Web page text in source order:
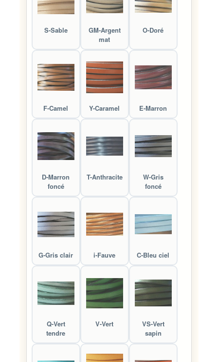
S-Sable
GM-Argent
mat
O-Doré
F-Camel Y-Caramel E-Marron
D-Marron
foncé
T-Anthracite
W-Gris
foncé
G-Gris clair i-Fauve C-Bleu ciel
Q-Vert
tendre
V-Vert
VS-Vert
sapin